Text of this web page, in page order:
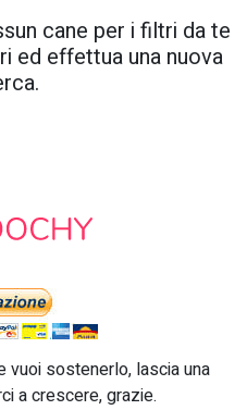
cane per i filtri da te
ed effettua una nuova
vuoi sostenerlo, lascia una
a crescere, grazie.